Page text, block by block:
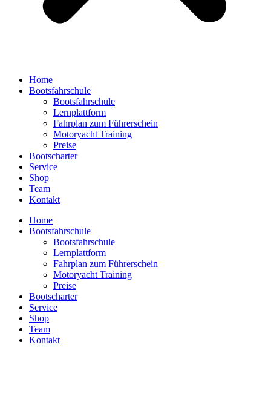
Home
Bootsfahrschule
Bootsfahrschule
Lernplattform
Fahrplan zum Führerschein
Motoryacht Training
Preise
Bootscharter
Service
Shop
Team
Kontakt
Home
Bootsfahrschule
Bootsfahrschule
Lernplattform
Fahrplan zum Führerschein
Motoryacht Training
Preise
Bootscharter
Service
Shop
Team
Kontakt